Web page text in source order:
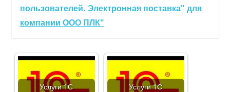
пользователей. Электронная поставка" для
компании ООО ПЛК"
Услуги 1С
Услуги 1С